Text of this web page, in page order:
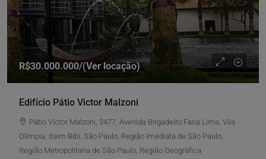
R$30.000.000/(Ver locação)
Edifício Pátio Victor Malzoni
Pátio Victor Malzoni, 3477, Avenida Brigadeiro Faria Lima, Vila
Olímpia, Itaim Bibi, São Paulo, Região Imediata de São Paulo,
Região Metropolitana de São Paulo, Região Geográfica